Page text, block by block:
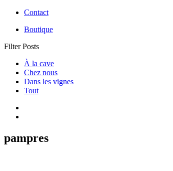
Contact
Boutique
Filter Posts
À la cave
Chez nous
Dans les vignes
Tout
pampres